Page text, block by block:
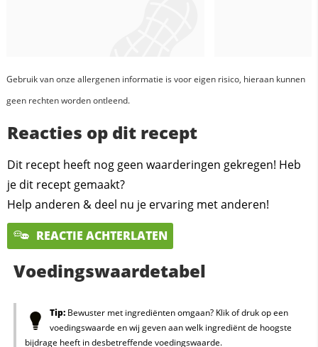
Gebruik van onze allergenen informatie is voor eigen risico, hieraan kunnen
geen rechten worden ontleend.
Reacties op dit recept
Dit recept heeft nog geen waarderingen gekregen! Heb
je dit recept gemaakt?
Help anderen & deel nu je ervaring met anderen!
REACTIE ACHTERLATEN
Voedingswaardetabel
Tip:Bewuster met ingrediënten omgaan? Klik of druk op een
voedingswaarde en wij geven aan welk ingrediënt de hoogste
bijdrage heeft in desbetreffende voedingswaarde.